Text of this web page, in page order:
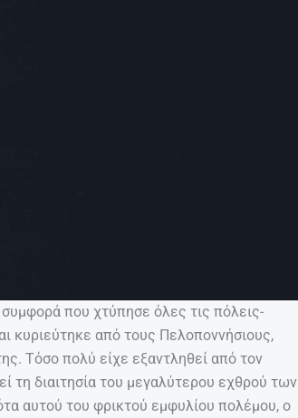
που χτύπησε όλες τις πόλεις-
κυριεύτηκε από τους Πελοποννήσιους,
Τόσο πολύ είχε εξαντληθεί από τον
τη διαιτησία του μεγαλύτερου εχθρού των
αυτού του φρικτού εμφυλίου πολέμου, ο